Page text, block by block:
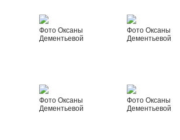
Фото Оксаны
Дементьевой
Фото Оксаны
Дементьевой
Фото Оксаны
Дементьевой
Фото Оксаны
Дементьевой